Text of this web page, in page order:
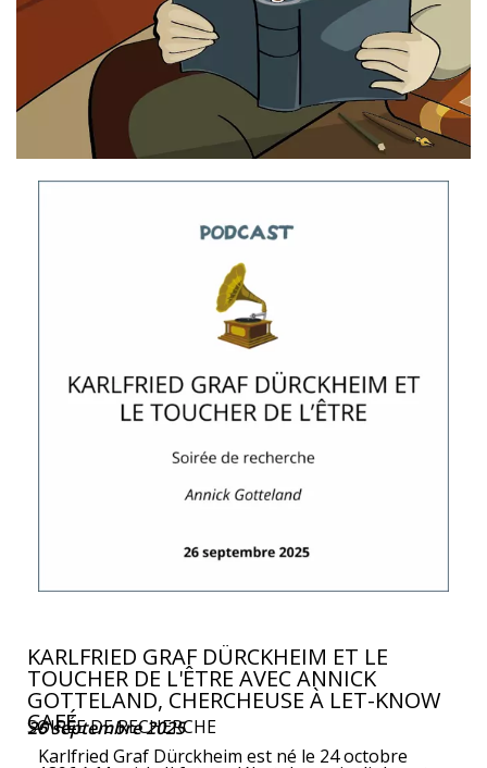
KARLFRIED GRAF DÜRCKHEIM ET LE
TOUCHER DE L'ÊTRE AVEC ANNICK
GOTTELAND, CHERCHEUSE À LET-KNOW
CAFÉ
SOIRÉE DE RECHERCHE
26 septembre 2025
Karlfried Graf Dürckheim est né le 24 octobre